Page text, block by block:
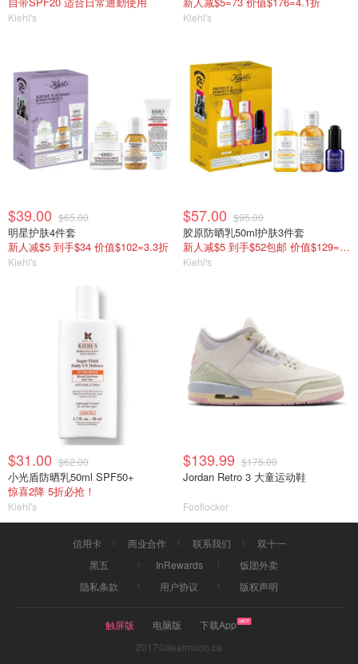
Kiehl's Kiehl's
$39.00 $65.00
明星护肤4件套
新人减$5 到手$34 价值$102=3.3折
Kiehl's
$57.00 $95.00
胶原防晒乳50ml护肤3件套
新人减$5 到手$52包邮 价值$129=4折
Kiehl's
$31.00 $62.00
小光盾防晒乳50ml SPF50+
惊喜2降 5折必抢！
Kiehl's
$139.99 $175.00
Jordan Retro 3 大童运动鞋
Footlocker
信用卡 商业合作 联系我们
双十一
黑五
InRewards
饭团外卖
隐私条款
用户协议 版权声明
触屏版 电脑版
下载App
2017©dealmoon.ca